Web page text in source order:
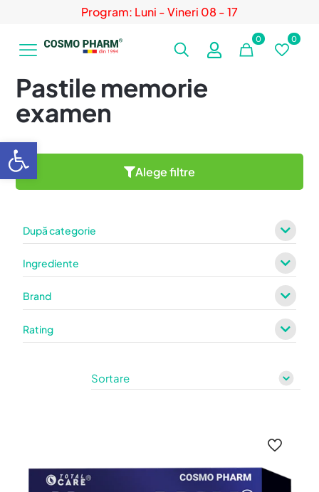
Program: Luni - Vineri 08 - 17
0 0
Pastile memorie
examen
Alege filtre
După categorie
Ingrediente
Brand
Rating
Deschide bara de unelte